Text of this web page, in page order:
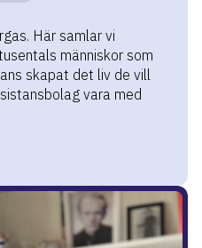
Här samlar vi
människor som
skapat det liv de vill
vara med